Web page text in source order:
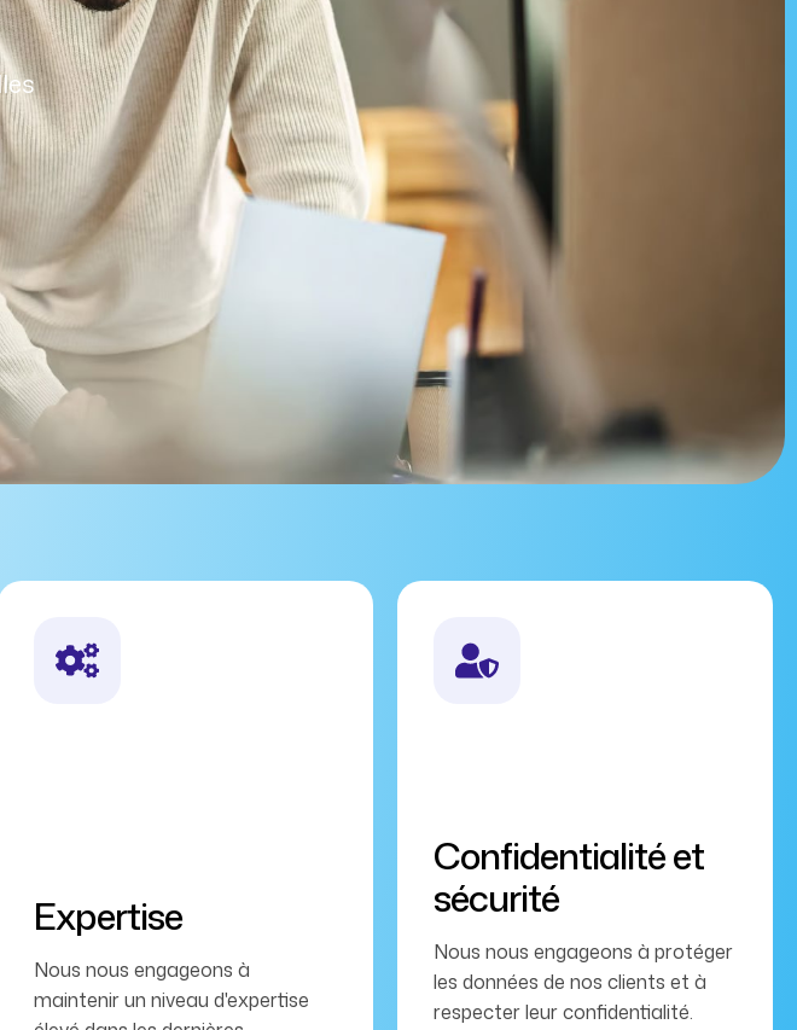
Expertise
Nous nous engageons à
maintenir un niveau d'expertise
Confidentialité et
sécurité
Nous nous engageons à protéger
les données de nos clients et à
respecter leur confidentialité.